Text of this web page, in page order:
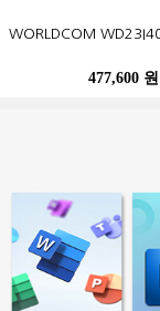
WORLDCOM
477,600 원
120W nonVESA M.2
588,600 원
삼성전자 오디세이
369,000 원
삼성전자 2019 노트
NT930XBE-K58
1,580,500 원
삼성전자 잉크젯 플러
SL-T1670 (무한
179,000 원